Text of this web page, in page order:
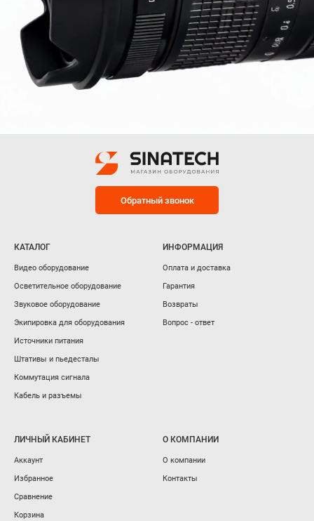
Обратный звонок
КАТАЛОГ
Видео оборудование
Осветительное оборудование
Звуковое оборудование
Экипировка для оборудования
Источники питания
Штативы и пьедесталы
Коммутация сигнала
Кабель и разъемы
ИНФОРМАЦИЯ
Оплата и доставка
Гарантия
Возвраты
Вопрос - ответ
ЛИЧНЫЙ КАБИНЕТ
Аккаунт
Избранное
Сравнение
Корзина
О КОМПАНИИ
О компании
Контакты